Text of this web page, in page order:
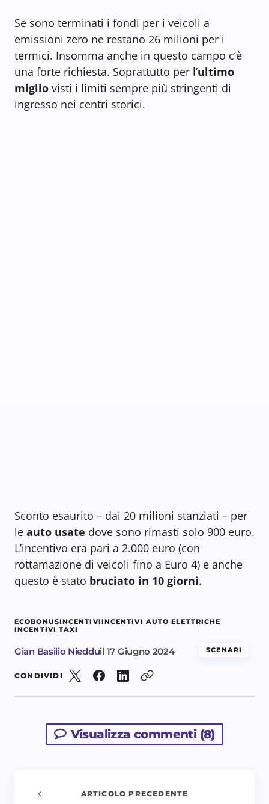
Se sono terminati i fondi per i veicoli a
emissioni zero ne restano 26 milioni per i
termici. Insomma anche in questo campo c’è
una forte richiesta. Soprattutto per l’ultimo
miglio visti i limiti sempre più stringenti di
ingresso nei centri storici.
Sconto esaurito – dai 20 milioni stanziati – per
le auto usate dove sono rimasti solo 900 euro.
L’incentivo era pari a 2.000 euro (con
rottamazione di veicoli fino a Euro 4) e anche
questo è stato bruciato in 10 giorni.
ECOBONUSINCENTIVIINCENTIVI AUTO ELETTRICHE
INCENTIVI TAXI
Gian Basilio Niedduil 17 Giugno 2024 SCENARI
CONDIVIDI
Visualizza commenti (8)
ARTICOLO PRECEDENTE